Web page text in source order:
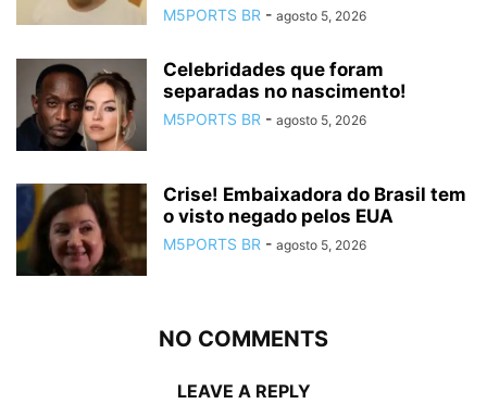
M5PORTS BR - agosto 5, 2026
Celebridades que foram
separadas no nascimento!
M5PORTS BR - agosto 5, 2026
Crise! Embaixadora do Brasil tem
o visto negado pelos EUA
M5PORTS BR - agosto 5, 2026
NO COMMENTS
LEAVE A REPLY